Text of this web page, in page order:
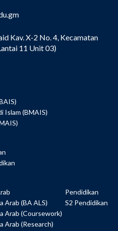
Kav. X-2 No. 4, Kecamatan
11 Unit 03)
Islam (BMAIS)
Arab (BA ALS)
Arab (Coursework)
Arab (Research)
Pendidikan
S2 Pendidikan